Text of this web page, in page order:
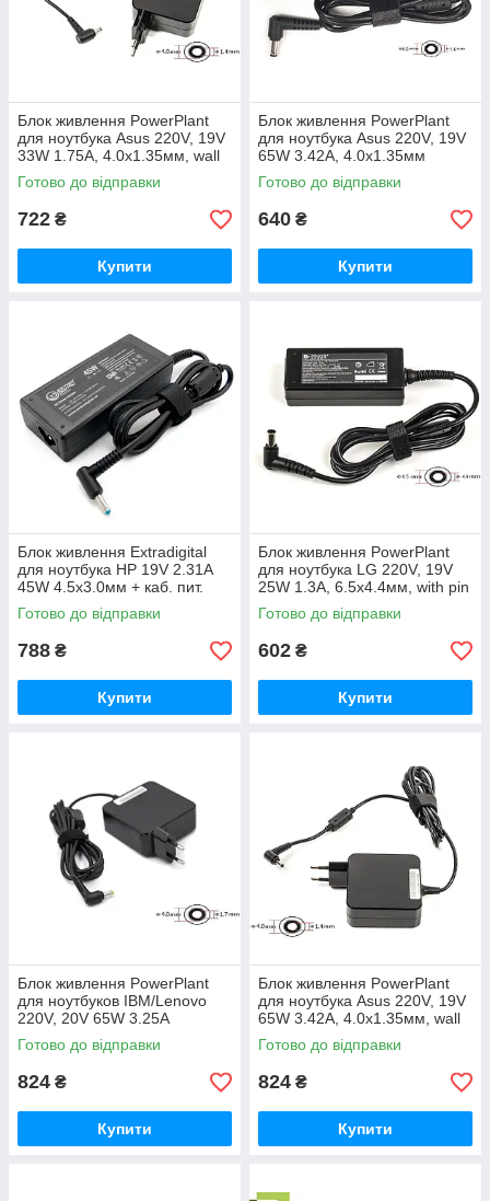
Блок живлення PowerPlant
для ноутбука Asus 220V, 19V
33W 1.75A, 4.0х1.35мм, wall
mount (WM-AS33F4014)
Готово до відправки
722 ₴
Купити
Блок живлення PowerPlant
для ноутбука Asus 220V, 19V
65W 3.42A, 4.0х1.35мм
(AS65F4014)
Готово до відправки
640 ₴
Купити
Блок живлення Extradigital
для ноутбука HP 19V 2.31A
45W 4.5х3.0мм + каб. пит.
(PSH3862)
Готово до відправки
788 ₴
Купити
Блок живлення PowerPlant
для ноутбука LG 220V, 19V
25W 1.3A, 6.5х4.4мм, with pin
(LG25F6544)
Готово до відправки
602 ₴
Купити
Блок живлення PowerPlant
для ноутбуков IBM/Lenovo
220V, 20V 65W 3.25A
(4.0*1.7) wall mount (WM-
IB65H4017)
Готово до відправки
824 ₴
Купити
Блок живлення PowerPlant
для ноутбука Asus 220V, 19V
65W 3.42A, 4.0х1.35мм, wall
mount (AS65F4014)
Готово до відправки
824 ₴
Купити